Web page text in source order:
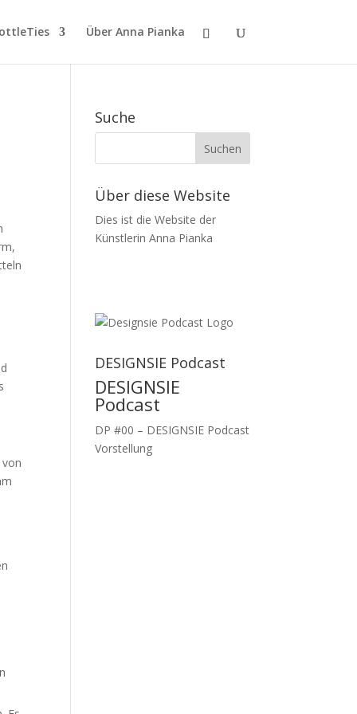
Über Anna Pianka
Suche
Über diese Website
Dies ist die Website der
Künstlerin Anna Pianka
DESIGNSIE Podcast
DESIGNSIE
Podcast
DP #00 – DESIGNSIE Podcast
Vorstellung